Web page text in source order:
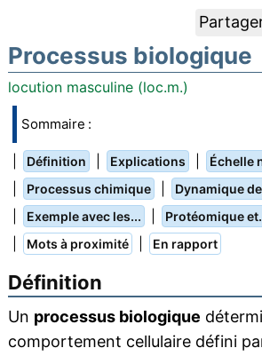
Processus biologique
locution masculine (loc.m.)
Sommaire :
Définition Explications Échelle
Processus chimique Dynamique
Exemple avec les... Protéomique
Mots à proximité En rapport
Définition
Un processus biologique
comportement cellulaire défini